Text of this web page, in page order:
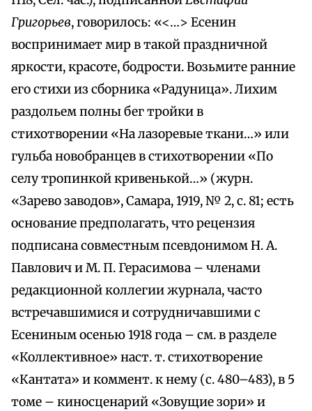
Григорьев, говорилось: «<…> Есенин
воспринимает мир в такой праздничной
яркости, красоте, бодрости. Возьмите ранние
его стихи из сборника «Радуница». Лихим
раздольем полны бег тройки в
стихотворении «На лазоревые ткани…» или
гульба новобранцев в стихотворении «По
селу тропинкой кривенькой…» (журн.
«Зарево заводов», Самара, 1919, № 2, с. 81; есть
основание предполагать, что рецензия
подписана совместным псевдонимом Н. А.
Павлович и М. П. Герасимова – членами
редакционной коллегии журнала, часто
встречавшимися и сотрудничавшими с
Есениным осенью 1918 года – см. в разделе
«Коллективное» наст. т. стихотворение
«Кантата» и коммент. к нему (с. 480–483), в 5
томе – киносценарий «Зовущие зори» и